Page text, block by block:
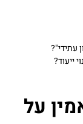
עתידי"?
ייעוד?
על